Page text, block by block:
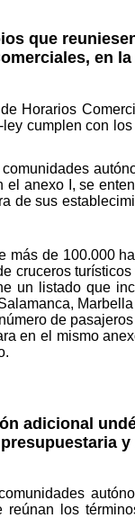
que
en
Horarios
cumplen con
anexo I, se
de sus
más de 100.000
cruceros
un listado que
de
en el mismo
adicional
los